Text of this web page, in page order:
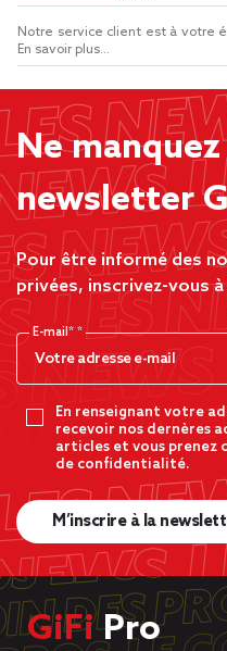
Notre service client est à votre
En savoir plus...
Ne
newsletter
Pour être informé des
privées, inscrivez-vous
E-mail*
En renseignant votre
recevoir nos dernères
articles et vous prenez
de confidentialité.
M’inscrire à la
GiFiPro